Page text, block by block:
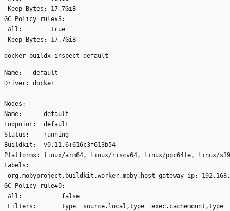
Keep Bytes: 17.7GiB
GC Policy rule#3:
All:        true
Name:   default
Driver: docker
Nodes:
Name:      default
Endpoint:  default
Status:    running
Buildkit:  v0.11.6+616c3f613b54
Platforms: linux/arm64, linux/riscv64, linux/ppc64le, linux/
Labels:
org.mobyproject.buildkit.worker.moby.host-gateway-ip:
GC Policy rule#0:
All:           false
Filters: